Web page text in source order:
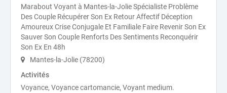
Marabout Voyant à Mantes-la-Jolie Spécialiste Problème
Des Couple Récupérer Son Ex Retour Affectif Déception
Amoureux Crise Conjugale Et Familiale Faire Revenir Son Ex
Sauver Son Couple Renforts Des Sentiments Reconquérir
Son Ex En 48h
Mantes-la-Jolie (78200)
Activités
Voyance, Voyance cartomancie, Voyant medium.